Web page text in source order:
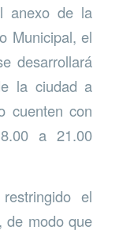
anexo de la
Municipal, el
desarrollará
la ciudad a
cuenten con
a 21.00
el
de modo que